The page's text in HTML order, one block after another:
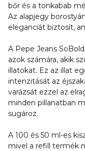
bőr és a tonkabab
Az alapjegy
eleganciát biztosít,
A Pepe Jeans
azok számára, akik
illatokat. Ez az illat
intenzitását az
varázsát ezzel az
minden pillanatban
sugároz.
A 100 és 50 ml-es
mivel a refill termék